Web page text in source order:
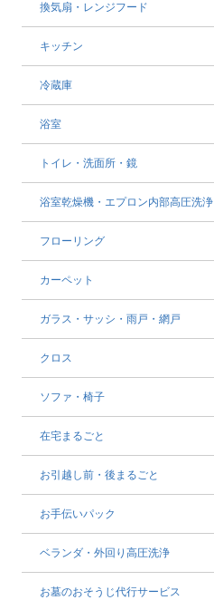
換気扇・レンジフード
キッチン
冷蔵庫
浴室
トイレ・洗面所・鏡
浴室乾燥機・エプロン内部高圧洗浄
フローリング
カーペット
ガラス・サッシ・雨戸・網戸
クロス
ソファ・椅子
在宅まるごと
お引越し前・後まるごと
お手伝いパック
ベランダ・外回り高圧洗浄
お墓のおそうじ代行サービス